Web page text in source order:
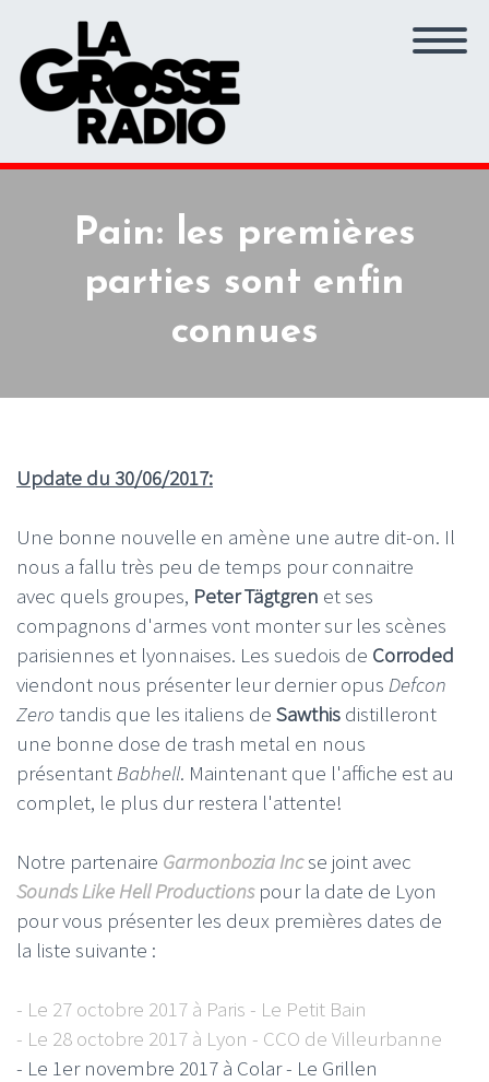
Pain: les premières
parties sont enfin
connues
Update du 30/06/2017:
Une bonne nouvelle en amène une autre dit-on. Il
nous a fallu très peu de temps pour connaitre
avec quels groupes, Peter Tägtgren et ses
compagnons d'armes vont monter sur les scènes
parisiennes et lyonnaises. Les suedois de Corroded
viendont nous présenter leur dernier opus Defcon
Zero tandis que les italiens de Sawthis distilleront
une bonne dose de trash metal en nous
présentantBabhell. Maintenant que l'affiche est au
complet, le plus dur restera l'attente!
Notre partenaire Garmonbozia Incse joint avec
Sounds Like Hell Productionspour la date de Lyon
pour vous présenter les deux premières dates de
la liste suivante :
- Le 27 octobre 2017 à Paris - Le Petit Bain
- Le 28 octobre 2017 à Lyon - CCO de Villeurbanne
- Le 1er novembre 2017 à Colar - Le Grillen